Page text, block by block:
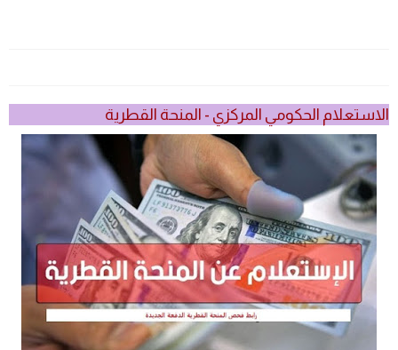
الاستعلام الحكومي المركزي - المنحة القطرية